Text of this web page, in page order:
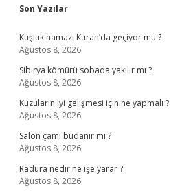
Sidebar
Son Yazılar
Kuşluk namazı Kuran’da geçiyor mu ?
Ağustos 8, 2026
Sibirya kömürü sobada yakılır mı ?
Ağustos 8, 2026
Kuzuların iyi gelişmesi için ne yapmalı ?
Ağustos 8, 2026
Salon çamı budanır mı ?
Ağustos 8, 2026
Radura nedir ne işe yarar ?
Ağustos 8, 2026